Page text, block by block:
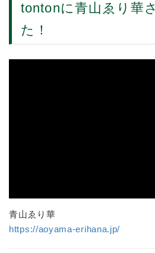
tontonに青山ゑり華
た！
青山ゑり華
https://aoyama-erihana.jp/